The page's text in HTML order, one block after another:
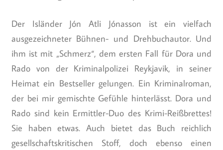
Der Isländer Jón Atli Jónasson ist ein vielfach
ausgezeichneter Bühnen- und Drehbuchautor. Und
ihm ist mit „Schmerz“, dem ersten Fall für Dora und
Rado von der Kriminalpolizei Reykjavik, in seiner
Heimat ein Bestseller gelungen. Ein Kriminalroman,
der bei mir gemischte Gefühle hinterlässt. Dora und
Rado sind kein Ermittler-Duo des Krimi-Reißbrettes!
Sie haben etwas. Auch bietet das Buch reichlich
gesellschaftskritischen Stoff, doch ebenso einen